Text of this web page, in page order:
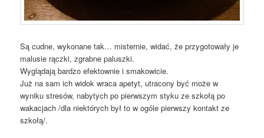
Są cudne, wykonane tak… misternie, widać, że przygotowały je
malusie rączki, zgrabne paluszki.
Wyglądają bardzo efektownie i smakowicie.
Już na sam ich widok wraca apetyt, utracony być może w
wyniku stresów, nabytych po pierwszym styku ze szkołą po
wakacjach /dla niektórych był to w ogóle pierwszy kontakt ze
szkołą/.